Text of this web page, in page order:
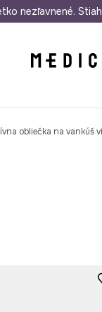
Odoslanie aj
nezľavnené.
obliečka na vankúš